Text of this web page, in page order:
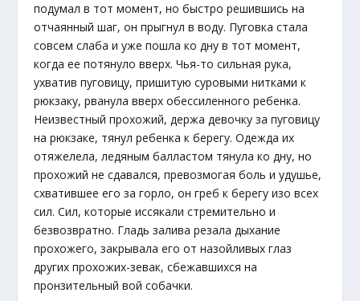
подумал в тот момент, но быстро решившись на
отчаянный шаг, он прыгнул в воду. Пуговка стала
совсем слаба и уже пошла ко дну в тот момент,
когда ее потянуло вверх. Чья-то сильная рука,
ухватив пуговицу, пришитую суровыми нитками к
рюкзаку, рванула вверх обессиленного ребенка.
Неизвестный прохожий, держа девочку за пуговицу
на рюкзаке, тянул ребенка к берегу. Одежда их
отяжелела, ледяным балластом тянула ко дну, но
прохожий не сдавался, превозмогая боль и удушье,
схватившее его за горло, он греб к берегу изо всех
сил. Сил, которые иссякали стремительно и
безвозвратно. Гладь залива резала дыхание
прохожего, закрывала его от назойливых глаз
других прохожих-зевак, сбежавшихся на
пронзительный вой собачки.